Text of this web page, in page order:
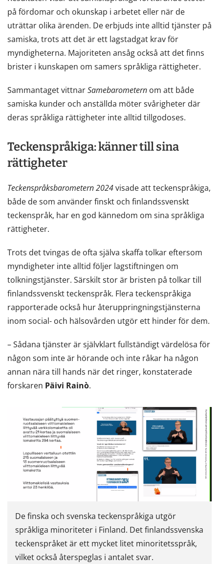
på fördomar och okunskap i arbetet eller när de
uträttar olika ärenden. De erbjuds inte alltid tjänster på
samiska, trots att det är ett lagstadgat krav för
myndigheterna. Majoriteten ansåg också att det finns
brister i kunskapen om samers språkliga rättigheter.
Sammantaget vittnarSamebarometern om att både
samiska kunder och anställda möter svårigheter där
deras språkliga rättigheter inte alltid tillgodoses.
Teckenspråkiga: känner till sina
rättigheter
Teckenspråksbarometern 2024visade att teckenspråkiga,
både de som använder finskt och finlandssvenskt
teckenspråk, har en god kännedom om sina språkliga
rättigheter.
Trots det tvingas de ofta själva skaffa tolkar eftersom
myndigheter inte alltid följer lagstiftningen om
tolkningstjänster. Särskilt stor är bristen på tolkar till
finlandssvenskt teckenspråk. Flera teckenspråkiga
rapporterade också hur återuppringningstjänsterna
inom social- och hälsovården utgör ett hinder för dem.
– Sådana tjänster är självklart fullständigt värdelösa för
någon som inte är hörande och inte råkar ha någon
annan nära till hands när det ringer, konstaterade
forskaren Päivi Rainò.
De finska och svenska teckenspråkiga utgör
språkliga minoriteter i Finland. Det finlandssvenska
teckenspråket är ett mycket litet minoritetsspråk,
vilket också återspeglas i antalet svar.